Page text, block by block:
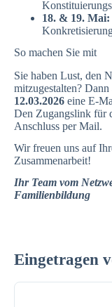
18. & 19. Mai:
So machen Sie mit
Sie haben Lust, den
mitzugestalten?
12.03.2026 eine E-
Den Zugangslink für
Anschluss per Mail.
Wir freuen uns auf
Zusammenarbeit!
Ihr Team vom
Familienbildung
Eingetragen